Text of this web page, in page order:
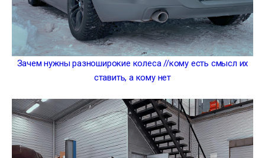
Зачем нужны разноширокие колеса //кому есть смысл их
ставить, а кому нет